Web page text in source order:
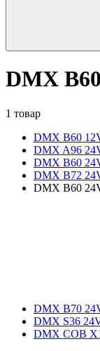
DMX
1 товар
DMX B60
DMX A96
DMX B60
DMX B72
DMX B60
DMX B70
DMX S36
DMX COB